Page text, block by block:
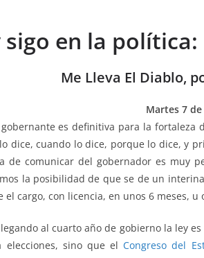
en la política:
Me Lleva El Diablo,
Martes 7
es definitiva para la fortaleza
dice, cuando lo dice, porque lo dice, y
de comunicar del gobernador es muy
la posibilidad de que se de un
cargo, con licencia, en unos 6 meses, u
al cuarto año de gobierno la ley
sino que el Congreso del